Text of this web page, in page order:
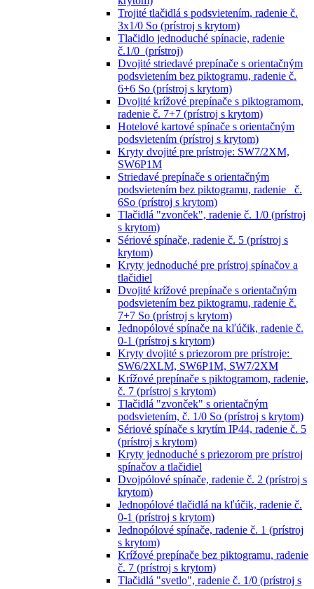
Trojité tlačidlá s podsvietením, radenie č.
3x1/0 So (prístroj s krytom)
Tlačidlo jednoduché spínacie, radenie
č.1/0 (prístroj)
Dvojité striedavé prepínače s orientačným
podsvietením bez piktogramu, radenie č.
6+6 So (prístroj s krytom)
Dvojité krížové prepínače s piktogramom,
radenie č. 7+7 (prístroj s krytom)
Hotelové kartové spínače s orientačným
podsvietením (prístroj s krytom)
Kryty dvojité pre prístroje: SW7/2XM,
SW6P1M
Striedavé prepínače s orientačným
podsvietením bez piktogramu, radenie č.
6So (prístroj s krytom)
Tlačidlá "zvonček", radenie č. 1/0 (prístroj
s krytom)
Sériové spínače, radenie č. 5 (prístroj s
krytom)
Kryty jednoduché pre prístroj spínačov a
tlačidiel
Dvojité krížové prepínače s orientačným
podsvietením bez piktogramu, radenie č.
7+7 So (prístroj s krytom)
Jednopólové spínače na kľúčik, radenie č.
0-1 (prístroj s krytom)
Kryty dvojité s priezorom pre prístroje:
SW6/2XLM, SW6P1M, SW7/2XM
Krížové prepínače s piktogramom, radenie,
č. 7 (prístroj s krytom)
Tlačidlá "zvonček" s orientačným
podsvietením, č. 1/0 So (prístroj s krytom)
Sériové spínače s krytím IP44, radenie č. 5
(prístroj s krytom)
Kryty jednoduché s priezorom pre prístroj
spínačov a tlačidiel
Dvojpólové spínače, radenie č. 2 (prístroj s
krytom)
Jednopólové tlačidlá na kľúčik, radenie č.
0-1 (prístroj s krytom)
Jednopólové spínače, radenie č. 1 (prístroj
s krytom)
Krížové prepínače bez piktogramu, radenie
č. 7 (prístroj s krytom)
Tlačidlá "svetlo", radenie č. 1/0 (prístroj s